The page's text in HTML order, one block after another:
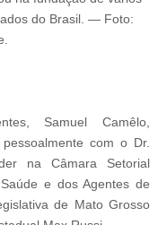
do Brasil. — Foto:
Samuel Camêlo,
com o Dr.
na Câmara Setorial
e dos Agentes de
de Mato Grosso